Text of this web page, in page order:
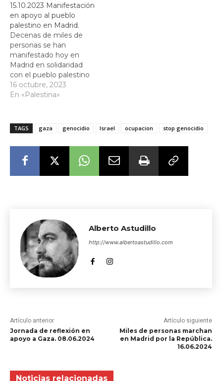
15.10.2023 Manifestación
en apoyo al pueblo
palestino en Madrid.
Decenas de miles de
personas se han
manifestado hoy en
Madrid en solidaridad
con el pueblo palestino
de la Franja de Gaza que
esta siendo masacrado
16 octubre, 2023
En «Palestina»
TAGS gaza genocidio Israel ocupacion stop genocidio
Alberto Astudillo
http://www.albertoastudillo.com
Artículo anterior
Jornada de reflexión en
apoyo a Gaza. 08.06.2024
Artículo siguiente
Miles de personas marchan
en Madrid por la República.
16.06.2024
Noticias relacionadas